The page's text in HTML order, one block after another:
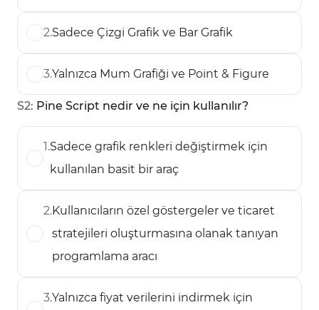
2.Sadece Çizgi Grafik ve Bar Grafik
3.Yalnızca Mum Grafiği ve Point & Figure
S2: Pine Script nedir ve ne için kullanılır?
1.Sadece grafik renkleri değiştirmek için
kullanılan basit bir araç
2.Kullanıcıların özel göstergeler ve ticaret
stratejileri oluşturmasına olanak tanıyan
programlama aracı
3.Yalnızca fiyat verilerini indirmek için